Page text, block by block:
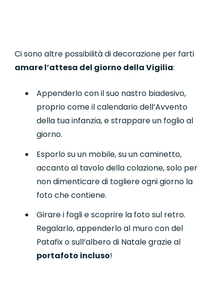
Ci sono altre possibilità di decorazione per farti
amare l’attesa del giorno della Vigilia:
Appenderlo con il suo nastro biadesivo,
proprio come il calendario dell’Avvento
della tua infanzia, e strappare un foglio al
giorno.
Esporlo su un mobile, su un caminetto,
accanto al tavolo della colazione, solo per
non dimenticare di togliere ogni giorno la
foto che contiene.
Girare i fogli e scoprire la foto sul retro.
Regalarlo, appenderlo al muro con del
Patafix o sull’albero di Natale grazie al
portafoto incluso!